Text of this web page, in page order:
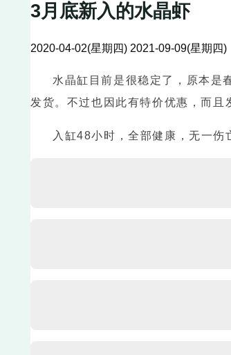
3月底新入的水晶虾
2020-04-02(星期四) 2021-09-09(星期四)
水晶缸目前是很稳定了，原本是
发货。不过也因此有特价优惠，而
入缸48小时，全部健康，无一伤